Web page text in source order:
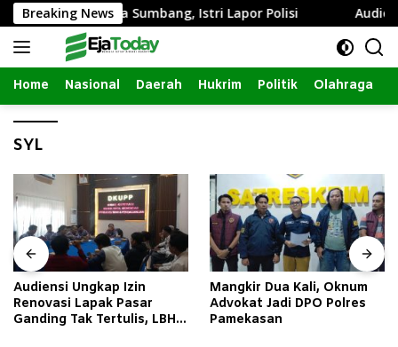
Langsung
ke
konten
Breaking News
dengan Janda Sumbang, Istri Lapor Polisi
Home Nasional Daerah Hukrim Politik Olahraga
SYL
Audiensi Ungkap Izin
Renovasi Lapak Pasar
Ganding Tak Tertulis, LBH
Mangkir Dua Kali, Oknum
Advokat Jadi DPO Polres
Pamekasan